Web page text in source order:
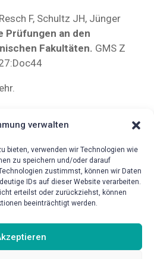
verwalten
bieten, verwenden wir Technologien wie
zu speichern und/oder darauf
zustimmst, können wir Daten
IDs auf dieser Website verarbeiten.
erteilst oder zurückziehst, können
beeinträchtigt werden.
F, Schultz JH, Jünger
Prüfungen an den
Fakultäten. GMS Z